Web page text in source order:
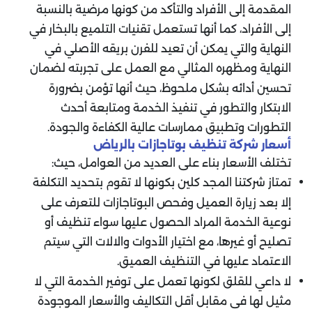
المقدمة إلى الأفراد والتأكد من كونها مرضية بالنسبة
إلى الأفراد، كما أنها تستعمل تقنيات التلميع بالبخار في
النهاية والتي يمكن أن تعيد للفرن بريقه الأصلي في
النهاية ومظهره المثالي مع العمل على تجربته لضمان
تحسين أدائه بشكل ملحوظ، حيث أنها تؤمن بضرورة
الابتكار والتطور في تنفيذ الخدمة ومتابعة أحدث
التطورات وتطبيق ممارسات عالية الكفاءة والجودة.
أسعار شركة تنظيف بوتاجازات بالرياض
تختلف الأسعار بناء على العديد من العوامل، حيث:
تمتاز شركتنا المجد كلين بكونها لا تقوم بتحديد التكلفة
إلا بعد زيارة العميل وفحص البوتاجازات للتعرف على
نوعية الخدمة المراد الحصول عليها سواء تنظيف أو
تصليح أو غيرها، مع اختيار الأدوات والالات التي سيتم
الاعتماد عليها في التنظيف العميق.
لا داعي للقلق لكونها تعمل على توفير الخدمة التي لا
مثيل لها في مقابل أقل التكاليف والأسعار الموجودة